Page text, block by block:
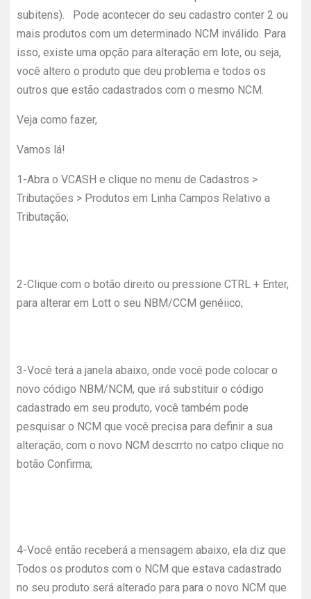
subitens). Pode acontecer do seu cadastro conter 2 ou
mais produtos com um determinado NCM inválido. Para
isso, existe uma opção para alteração em lote, ou seja,
você altero o produto que deu problema e todos os
outros que estão cadastrados com o mesmo NCM.
Veja como fazer,
Vamos lá!
1-Abra o VCASH e clique no menu de Cadastros >
Tributações > Produtos em Linha Campos Relativo a
Tributação;
2-Clique com o botão direito ou pressione CTRL + Enter,
para alterar em Lott o seu NBM/CCM genéiico;
3-Você terá a janela abaixo, onde você pode colocar o
novo código NBM/NCM, que irá substituir o código
cadastrado em seu produto, você também pode
pesquisar o NCM que você precisa para definir a sua
alteração, com o novo NCM descrrto no catpo clique no
botão Confirma;
4-Você então receberá a mensagem abaixo, ela diz que
Todos os produtos com o NCM que estava cadastrado
no seu produto será alterado para para o novo NCM que